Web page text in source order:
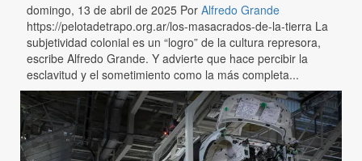
domingo, 13 de abril de 2025 Por Alfredo Grande
https://pelotadetrapo.org.ar/los-masacrados-de-la-tierra La
subjetividad colonial es un “logro” de la cultura represora,
escribe Alfredo Grande. Y advierte que hace percibir la
esclavitud y el sometimiento como la más completa...